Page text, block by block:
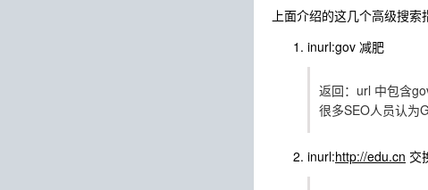
上面介绍的这几个高级搜
inurl:gov 减肥
返回：url 中包含
很多SEO人员认为
inurl:http://edu.cn 交